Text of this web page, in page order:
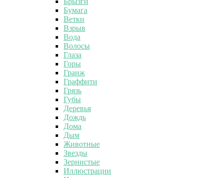
Бумага
Ветки
Взрыв
Вода
Волосы
Глаза
Горы
Гранж
Граффити
Грязь
Губы
Деревья
Дождь
Дома
Дым
Животные
Звезды
Зернистые
Иллюстрации